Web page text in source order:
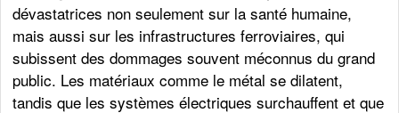
dévastatrices non seulement sur la santé humaine,
mais aussi sur les infrastructures ferroviaires, qui
subissent des dommages souvent méconnus du grand
public. Les matériaux comme le métal se dilatent,
tandis que les systèmes électriques surchauffent et que